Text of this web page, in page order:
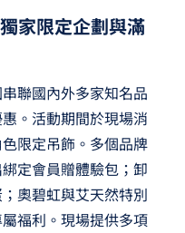
家限定企劃與滿
聯國內外多家知名品
。活動期間於現場消
限定吊飾。多個品牌
定會員贈體驗包；卸
奧碧虹與艾天然特別
福利。現場提供多項